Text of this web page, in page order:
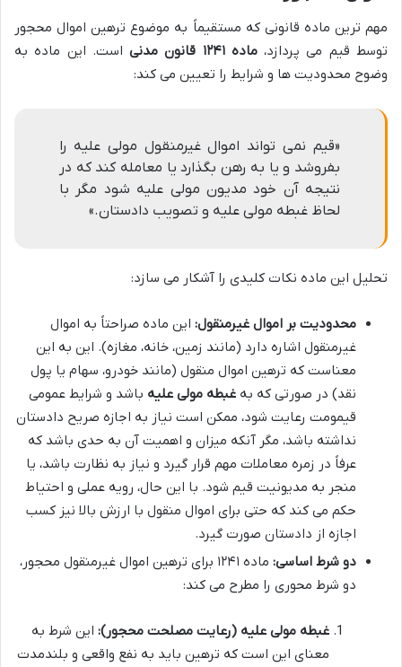
مهم ترین ماده قانونی که مستقیماً به موضوع ترهین اموال محجور
توسط قیم می پردازد،ماده ۱۲۴۱ قانون مدنی
است. این ماده به
وضوح محدودیت ها و شرایط را تعیین می کند:
«قیم نمی تواند اموال غیرمنقول مولی علیه را
بفروشد و یا به رهن بگذارد یا معامله کند که در
نتیجه آن خود مدیون مولی علیه شود مگر با
لحاظ غبطه مولی علیه و تصویب دادستان.»
تحلیل این ماده نکات کلیدی را آشکار می سازد:
محدودیت بر اموال غیرمنقول: این ماده صراحتاً به اموال
غیرمنقول اشاره دارد (مانند زمین، خانه، مغازه). این به این
معناست که ترهین اموال منقول (مانند خودرو، سهام یا پول
نقد) در صورتی که به غبطه مولی علیه باشد و شرایط عمومی
قیمومت رعایت شود، ممکن است نیاز به اجازه صریح دادستان
نداشته باشد، مگر آنکه میزان و اهمیت آن به حدی باشد که
عرفاً در زمره معاملات مهم قرار گیرد و نیاز به نظارت باشد، یا
منجر به مدیونیت قیم شود. با این حال، رویه عملی و احتیاط
حکم می کند که حتی برای اموال منقول با ارزش بالا نیز کسب
اجازه از دادستان صورت گیرد.
دو شرط اساسی:
ماده ۱۲۴۱ برای ترهین اموال غیرمنقول محجور،
دو شرط محوری را مطرح می کند:
غبطه مولی علیه (رعایت مصلحت محجور): این شرط به
معنای این است که ترهین باید به نفع واقعی و بلندمدت